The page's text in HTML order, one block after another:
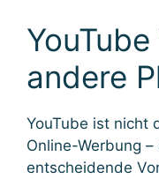
andere
YouTube ist nicht
Online-Werbung
entscheidende